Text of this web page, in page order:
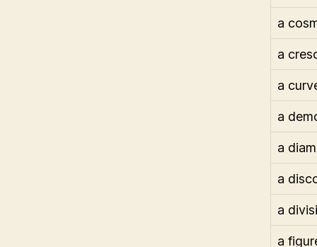
a
a
a
a
a
a
a
a